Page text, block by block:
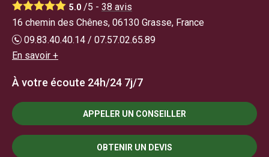
5.0 /5 - 38 avis
16 chemin des Chênes, 06130 Grasse, France
09.83.40.40.14 / 07.57.02.65.89
En savoir +
À votre écoute 24h/24 7j/7
APPELER UN CONSEILLER
OBTENIR UN DEVIS